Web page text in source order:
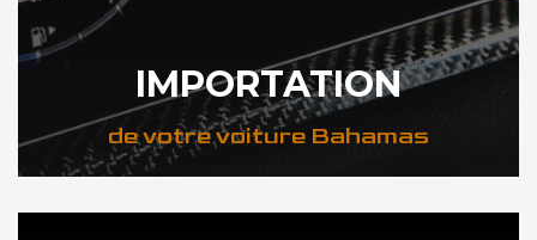
IMPORTATION
de votre voiture Bahamas